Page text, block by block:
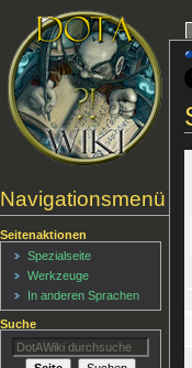
Navigationsmenü
Seitenaktionen
Spezialseite
Werkzeuge
In anderen Sprachen
Suche